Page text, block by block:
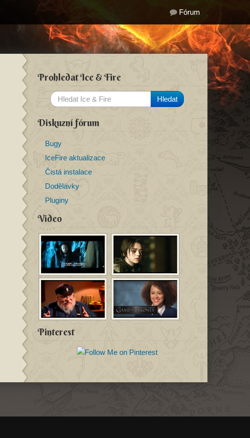
Fórum
Prohledat Ice & Fire
Diskuzní fórum
Bugy
IceFire aktualizace
Čistá instalace
Dodělávky
Pluginy
Video
Pinterest